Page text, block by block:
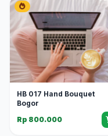
HB 017 Hand Bouquet
Bogor
Rp 800.000